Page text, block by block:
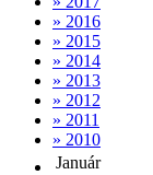
» 2016
» 2015
» 2014
» 2013
» 2012
» 2011
» 2010
Január